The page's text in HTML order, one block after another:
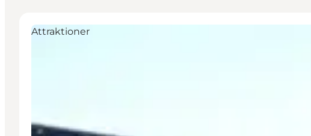
Attraktioner